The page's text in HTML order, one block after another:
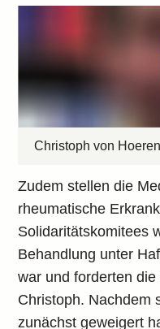
Christoph von Hoeren
Zudem stellen die
rheumatische
Solidaritätskomitees
Behandlung unter
war und forderten
Christoph. Nachdem
zunächst geweigert